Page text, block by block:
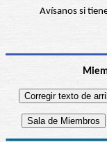
Avísanos si